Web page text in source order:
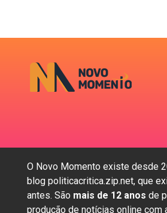
O Novo Momento existe desde
blog politicacritica.zip.net, que
antes. São mais de 12 anos de
produção de notícias online com